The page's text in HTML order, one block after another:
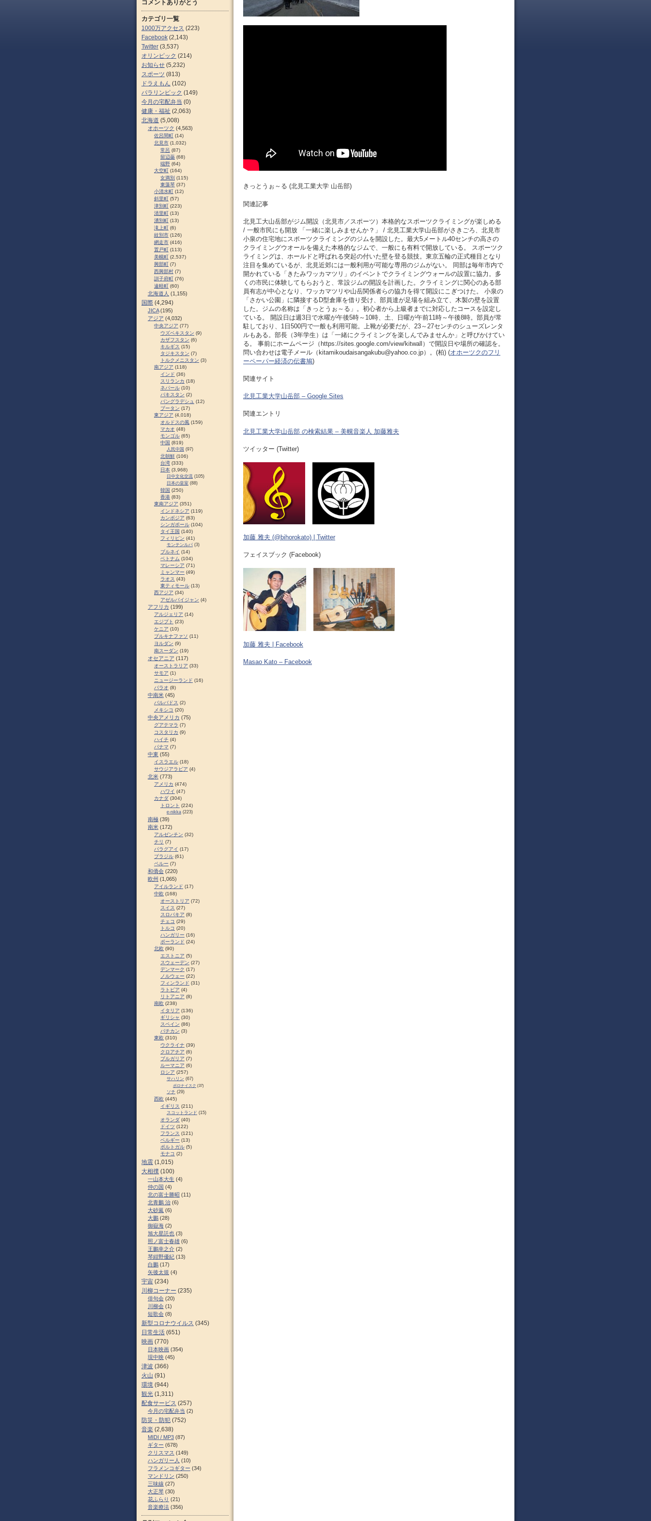
きっとうぉ～る (北見工業大学 山岳部)
関連記事
北見工大山岳部がジム開設（北見市／スポーツ）本格的なスポーツクライミングが楽しめる
/ 一般市民にも開放 「一緒に楽しみませんか？」 / 北見工業大学山岳部がさきごろ、北見市
小泉の住宅地にスポーツクライミングのジムを開設した。最大5メートル40センチの高さの
クライミングウオールを備えた本格的なジムで、一般にも有料で開放している。 スポーツク
ライミングは、ホールドと呼ばれる突起の付いた壁を登る競技。東京五輪の正式種目となり
注目を集めているが、北見近郊には一般利用が可能な専用のジムがない。 同部は毎年市内で
開かれている「きたみワッカマツリ」のイベントでクライミングウォールの設置に協力。多
くの市民に体験してもらおうと、常設ジムの開設を計画した。クライミングに関心のある部
員有志が中心となり、ワッカマツリや山岳関係者らの協力を得て開設にこぎつけた。 小泉の
「さかい公園」に隣接するD型倉庫を借り受け、部員達が足場を組み立て、木製の壁を設置
した。ジムの名称は「きっとうぉ～る」。初心者から上級者までに対応したコースを設定し
ている。 開設日は週3日で水曜が午後5時～10時、土、日曜が午前11時～午後8時。部員が常
駐しており、1日500円で一般も利用可能。上靴が必要だが、23～27センチのシューズレンタ
ルもある。部長（3年学生）は「一緒にクライミングを楽しんでみませんか」と呼びかけてい
る。 事前にホームページ（https://sites.google.com/view/kitwall）で開設日や場所の確認を。
問い合わせは電子メール（kitamikoudaisangakubu@yahoo.co.jp）。(柏) (オホーツクのフリ
ーペーパー経済の伝書鳩)
関連サイト
北見工業大学山岳部 – Google Sites
関連エントリ
北見工業大学山岳部 の検索結果 – 美幌音楽人 加藤雅夫
ツイッター (Twitter)
加藤 雅夫 (@bihorokato) | Twitter
フェイスブック (Facebook)
加藤 雅夫 | Facebook
Masao Kato – Facebook
コメントありがとう
カテゴリ一覧
1000万アクセス (223)
Facebook (2,143)
Twitter (3,537)
オリンピック (214)
お知らせ (5,232)
スポーツ (813)
ドラえもん (102)
パラリンピック (149)
今月の宅配弁当 (0)
健康・福祉 (2,063)
北海道 (5,008)
オホーツク (4,563)
佐呂間町 (14)
北見市 (1,032)
常呂 (87)
留辺蘂 (68)
端野 (64)
大空町 (164)
女満別 (115)
東藻琴 (37)
小清水町 (12)
斜里町 (57)
津別町 (223)
清里町 (13)
湧別町 (13)
滝上町 (6)
紋別市 (126)
網走市 (416)
置戸町 (113)
美幌町 (2,537)
興部町 (7)
西興部村 (7)
訓子府町 (76)
遠軽町 (60)
北海道人 (1,155)
国際 (4,294)
JICA(195)
アジア (4,032)
中央アジア (77)
ウズベキスタン (9)
カザフスタン (6)
キルギス (15)
タジキスタン (7)
トルクメニスタン (3)
南アジア (118)
インド (36)
スリランカ (18)
ネパール (10)
パキスタン (2)
バングラデシュ (12)
ブータン (17)
東アジア (4,018)
オルドスの風 (159)
マカオ (48)
モンゴル (65)
中国 (819)
人民中国 (97)
北朝鮮 (106)
台湾 (333)
日本 (3,968)
日中文化交流 (105)
日本の皇室 (88)
韓国 (250)
香港 (83)
東南アジア (351)
インドネシア (119)
カンボジア (63)
シンガポール (104)
タイ王国 (140)
フィリピン (41)
モンテンルパ (3)
ブルネイ (14)
ベトナム (104)
マレーシア (71)
ミャンマー (49)
ラオス (43)
東ティモール (13)
西アジア (34)
アゼルバイジャン (4)
アフリカ (199)
アルジェリア (14)
エジプト (23)
ケニア (10)
ブルキナファソ (11)
ヨルダン (9)
南スーダン (19)
オセアニア (117)
オーストラリア (33)
サモア (1)
ニュージーランド (16)
パラオ (8)
中南米 (45)
バルバドス (2)
メキシコ (20)
中央アメリカ (75)
グアテマラ (7)
コスタリカ (9)
ハイチ (4)
パナマ (7)
中東 (55)
イスラエル (18)
サウジアラビア (4)
北米 (773)
アメリカ (474)
ハワイ (47)
カナダ (304)
トロント (224)
e-nikka (223)
南極 (39)
南米 (172)
アルゼンチン (32)
チリ (7)
パラグアイ (17)
ブラジル (61)
ペルー (7)
和僑会 (220)
欧州 (1,065)
アイルランド (17)
中欧 (168)
オーストリア (72)
スイス (27)
スロパキア (8)
チェコ (29)
トルコ (20)
ハンガリー (16)
ポーランド (24)
北欧 (90)
エストニア (5)
スウェーデン (27)
デンマーク (17)
ノルウェー (22)
フィンランド (31)
ラトビア (4)
リトアニア (8)
南欧 (238)
イタリア (136)
ギリシャ (30)
スペイン (86)
バチカン (3)
東欧 (310)
ウクライナ (39)
クロアチア (6)
ブルガリア (7)
ルーマニア (6)
ロシア (257)
サハリン (67)
ポロナイスク (37)
ソチ (29)
西欧 (445)
イギリス (211)
スコットランド (15)
オランダ (40)
ドイツ (122)
フランス (121)
ベルギー (13)
ポルトガル (5)
モナコ (2)
地震 (1,015)
大相撲 (100)
一山本大生 (4)
仲の国 (4)
北の富士勝昭 (11)
北青鵬 治 (6)
大砂嵐 (6)
大鵬 (28)
御嶽海 (2)
旭大星託也 (3)
照ノ富士春雄 (6)
王鵬幸之介 (2)
琴紺野優紀 (13)
白鵬 (17)
矢後太規 (4)
宇宙 (234)
川柳コーナー (235)
俳句会 (20)
川柳会 (1)
短歌会 (8)
新型コロナウイルス (345)
日常生活 (651)
映画 (770)
日本映画 (354)
現中映 (45)
津波 (366)
火山 (91)
環境 (944)
観光 (1,311)
配食サービス (257)
今月の宅配弁当 (2)
防災・防犯 (752)
音楽 (2,638)
MIDI / MP3 (87)
ギター (678)
クリスマス (149)
ハンガリー人 (10)
フラメンコギター (34)
マンドリン (250)
三味線 (27)
大正琴 (30)
花ふらり (21)
音楽療法 (356)